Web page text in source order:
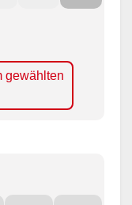
gewählten